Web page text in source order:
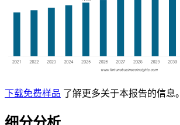
下载免费样品 了解更多关于本报告的信息。